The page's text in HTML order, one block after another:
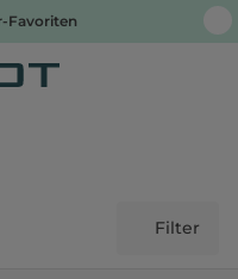
Favoriten
Filter